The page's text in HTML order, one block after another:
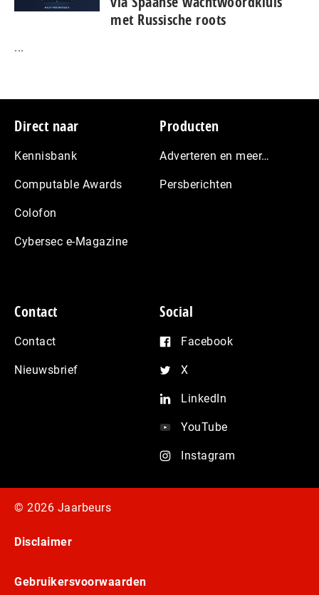
met Russische roots
...
Footer
Direct naar
Kennisbank
Computable Awards
Colofon
Cybersec e-Magazine
Producten
Adverteren en meer…
Persberichten
Contact
Contact
Nieuwsbrief
Social
Facebook
X
LinkedIn
YouTube
Instagram
© 2026 Jaarbeurs
Disclaimer
Gebruikersvoorwaarden